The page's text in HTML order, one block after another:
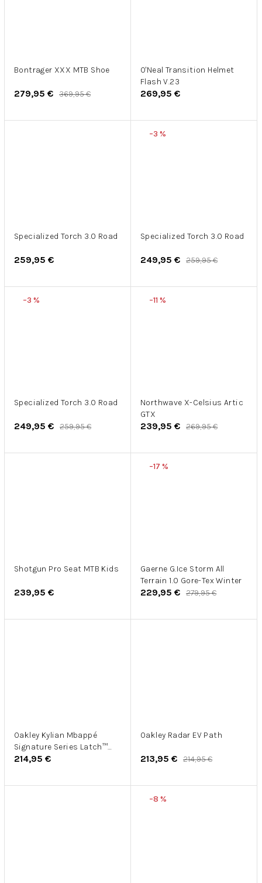
Bontrager XXX MTB Shoe
279,95 € 369,95 €
O'Neal Transition Helmet
Flash V.23
269,95 €
Specialized Torch 3.0 Road
259,95 €
–3 %
Specialized Torch 3.0 Road
249,95 € 259,95 €
–3 %
Specialized Torch 3.0 Road
249,95 € 259,95 €
–11 %
Northwave X-Celsius Artic
GTX
239,95 € 269,95 €
Shotgun Pro Seat MTB Kids
239,95 €
–17 %
Gaerne G.Ice Storm All
Terrain 1.0 Gore-Tex Winter
229,95 € 279,95 €
Oakley Kylian Mbappé
Signature Series Latch™
Panel
214,95 €
Oakley Radar EV Path
213,95 € 214,95 €
–8 %